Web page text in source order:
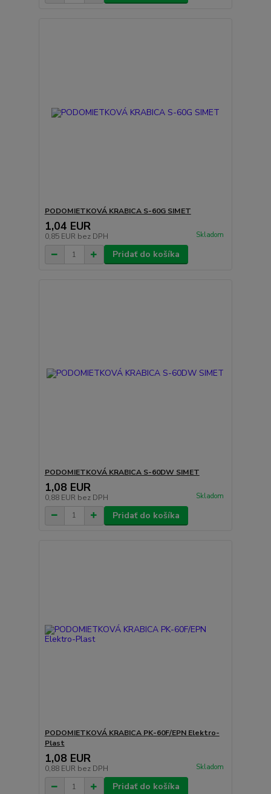
PODOMIETKOVÁ KRABICA S-60G SIMET
1,04 EUR
0,85 EUR bez DPH Skladom
Pridať do košíka
PODOMIETKOVÁ KRABICA S-60DW SIMET
1,08 EUR
0,88 EUR bez DPH Skladom
Pridať do košíka
PODOMIETKOVÁ KRABICA PK-60F/EPN Elektro-
Plast
1,08 EUR
0,88 EUR bez DPH Skladom
Pridať do košíka